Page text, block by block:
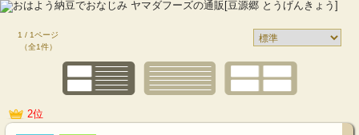
1 / 1ページ
（全1件）
2位